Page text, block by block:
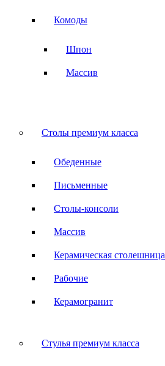
Комоды
Шпон
Массив
Столы премиум класса
Обеденные
Письменные
Столы-консоли
Массив
Керамическая столешница
Рабочие
Керамогранит
Стулья премиум класса